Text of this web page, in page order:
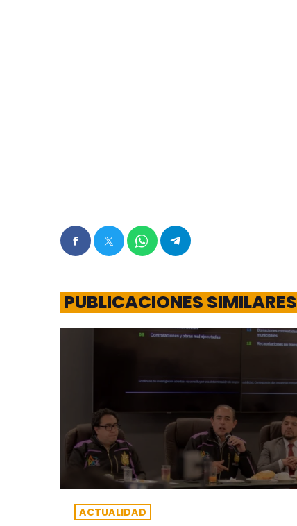
PUBLICACIONES SIMILARES
ACTUALIDAD